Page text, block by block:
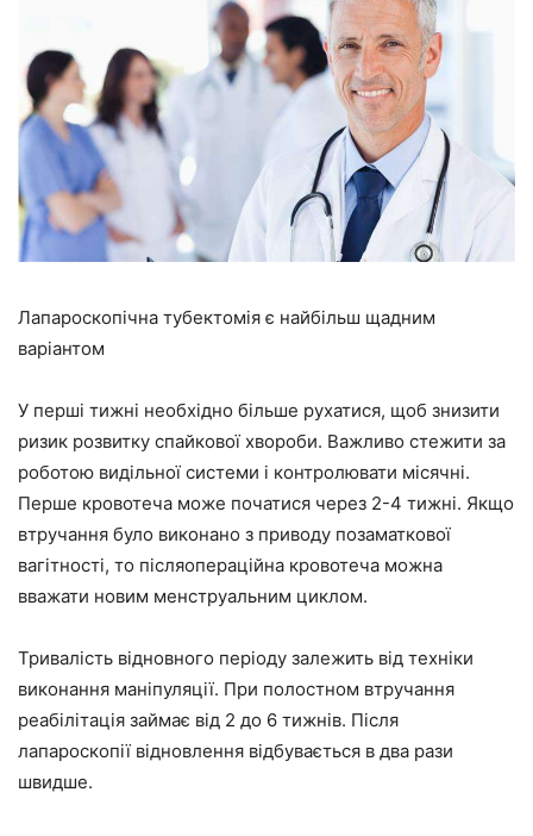
Лапароскопічна тубектомія є найбільш щадним
варіантом
У перші тижні необхідно більше рухатися, щоб знизити
ризик розвитку спайкової хвороби. Важливо стежити за
роботою видільної системи і контролювати місячні.
Перше кровотеча може початися через 2-4 тижні. Якщо
втручання було виконано з приводу позаматкової
вагітності, то післяопераційна кровотеча можна
вважати новим менструальним циклом.
Тривалість відновного періоду залежить від техніки
виконання маніпуляції. При полостном втручання
реабілітація займає від 2 до 6 тижнів. Після
лапароскопії відновлення відбувається в два рази
швидше.